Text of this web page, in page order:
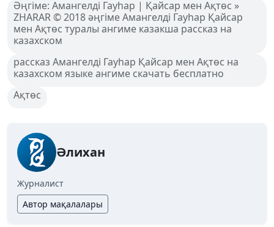
Әңгіме: Амангелді Гауһар | Қайсар мен Ақтөс »
ZHARAR © 2018 әңгіме Амангелді Гауһар Қайсар
мен Ақтөс туралы ангиме казакша рассказ на
казахском
рассказ Амангелді Гауһар Қайсар мен Ақтөс на
казахском языке ангиме скачать бесплатно
Ақтөс
Әлихан
Журналист
Автор мақалалары